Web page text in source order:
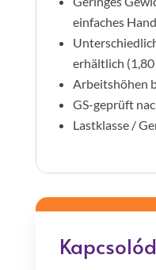
einfaches
erhältlich (1,80
Arbeitshöhen
GS-geprüft
Lastklasse /